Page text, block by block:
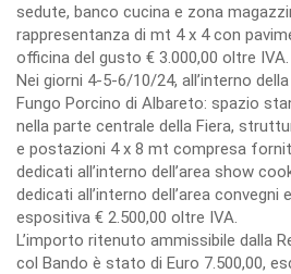
sedute, banco cucina e zona
rappresentanza di mt 4 x 4 con
officina del gusto € 3.000,00 oltre IVA.
Nei giorni 4-5-6/10/24, all’interno
Fungo Porcino di Albareto: spazio
nella parte centrale della Fiera,
e postazioni 4 x 8 mt compresa
dedicati all’interno dell’area show
dedicati all’interno dell’area
espositiva € 2.500,00 oltre IVA.
L’importo ritenuto ammissibile dalla
col Bando è stato di Euro 7.500,00,